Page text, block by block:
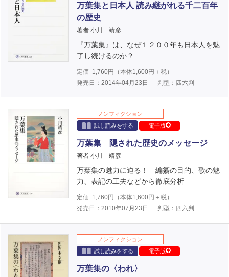
万葉集と日本人 読み継がれる千二百年
の歴史
著者 小川 靖彦
『万葉集』は、なぜ１２００年も日本人を魅
了し続けるのか？
定価 1,760円（本体1,600円＋税）
発売日：2014年04月23日
判型：四六判
ノンフィクション
試し読みをする
電子版
万葉集 隠された歴史のメッセージ
著者 小川 靖彦
万葉集の魅力に迫る！ 編纂の目的、歌の魅
力、表記の工夫などから徹底分析
定価 1,760円（本体1,600円＋税）
発売日：2010年07月23日
判型：四六判
ノンフィクション
試し読みをする
電子版
万葉集の〈われ〉